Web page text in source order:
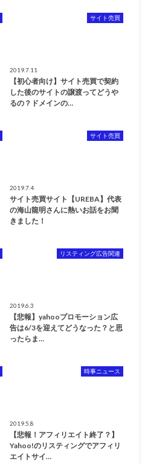
サイト売買
2019.7.11
【初心者向け】サイト売買で契約
した後のサイトの譲渡ってどうや
るの？ドメインの…
サイト売買
2019.7.4
サイト売買サイト【UREBA】代表
の海山龍明さんに熱いお話をお聞
きました！
リスティング広告関連
2019.6.3
【悲報】yahooプロモーション広
告は6/3を迎えてどうなった？と思
ったらま…
時事ニュース
2019.5.8
【悲報！アフィリエイト終了？】
Yahoo!のリスティングでアフィリ
エイトサイ…